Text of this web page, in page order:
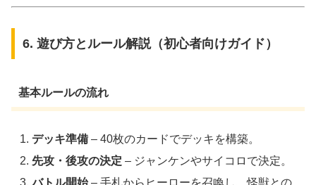
6. 遊び方とルール解説（初心者向けガイド）
基本ルールの流れ
デッキ準備 – 40枚のカードでデッキを構築。
先攻・後攻の決定 – ジャンケンやサイコロで決定。